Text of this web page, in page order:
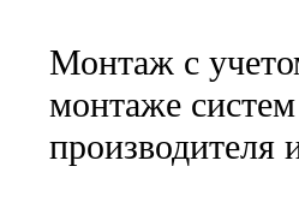
Монтаж с
монтаже
производителя